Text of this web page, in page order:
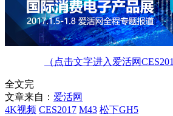
（点击文字进入爱活网
全文完
文章来自： 爱活网
4K视频 CES2017 M43 松下GH5